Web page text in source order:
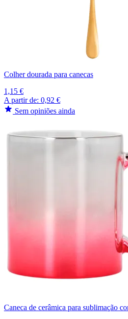
Colher dourada para canecas
1,15 €
A partir de: 0,92 €
Sem opiniões ainda
Caneca de cerâmica para sublimação